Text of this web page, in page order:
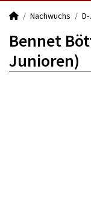
Nachwuchs
Bennet
Junioren)